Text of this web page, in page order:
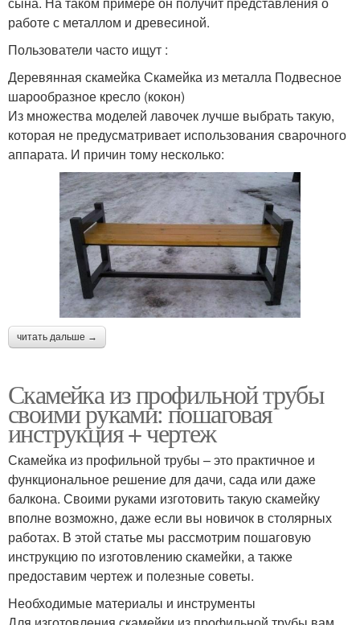
работе с металлом и древесиной.
Пользователи часто ищут :
Деревянная скамейка Скамейка из металла Подвесное
шарообразное кресло (кокон)
Из множества моделей лавочек лучше выбрать такую,
которая не предусматривает использования сварочного
аппарата. И причин тому несколько:
читать дальше →
Скамейка из профильной трубы
своими руками: пошаговая
инструкция + чертеж
Скамейка из профильной трубы – это практичное и
функциональное решение для дачи, сада или даже
балкона. Своими руками изготовить такую скамейку
вполне возможно, даже если вы новичок в столярных
работах. В этой статье мы рассмотрим пошаговую
инструкцию по изготовлению скамейки, а также
предоставим чертеж и полезные советы.
Необходимые материалы и инструменты